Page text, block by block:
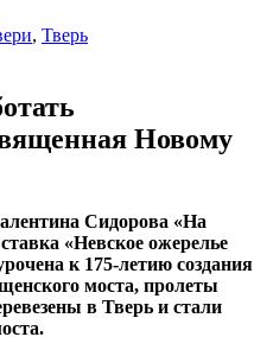
, Тверь
Новому
Сидорова «На
«Невское ожерелье
к 175-летию создания
моста, пролеты
в Тверь и стали